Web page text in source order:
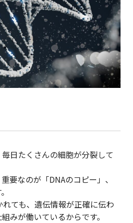
日たくさんの細胞が分裂して
要なのが「DNAのコピー」、
ても、遺伝情報が正確に伝わ
みが働いているからです。